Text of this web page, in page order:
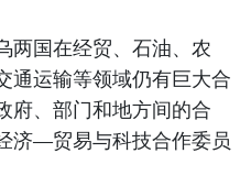
两国在经贸、石油、农
通运输等领域仍有巨大合
府、部门和地方间的合
济—贸易与科技合作委员